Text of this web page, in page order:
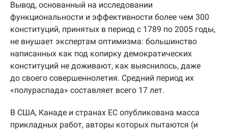
Вывод, основанный на исследовании
функциональности и эффективности более чем 300
конституций, принятых в период с 1789 по 2005 годы,
не внушает экспертам оптимизма: большинство
написанных как под копирку демократических
конституций не доживают, как выяснилось, даже
до своего совершеннолетия. Средний период их
«полураспада» составляет всего 17 лет.
В США, Канаде и странах ЕС опубликована масса
прикладных работ, авторы которых пытаются (и